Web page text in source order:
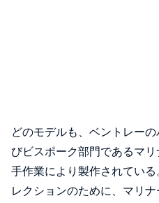
どのモデルも、ベントレー
びビスポーク部門であるマ
手作業により製作されてい
レクションのために、マリ